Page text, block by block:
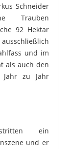
Schneider
Trauben
92 Hektar
und im
als auch den
zu Jahr
ein
und er